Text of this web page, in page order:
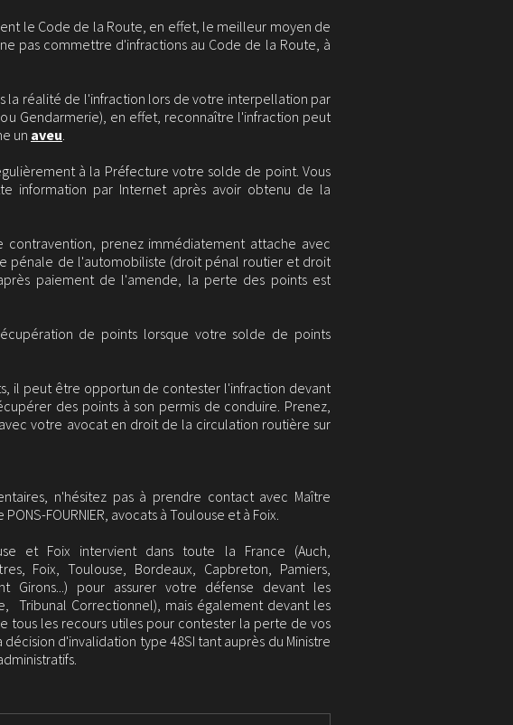
le Code de la Route, en effet, le meilleur moyen de
pas commettre d'infractions au Code de la Route, à
la réalité de l'infraction lors de votre interpellation par
Gendarmerie), en effet, reconnaître l'infraction peut
un aveu.
à la Préfecture votre solde de point. Vous
information par Internet après avoir obtenu de la
prenez immédiatement attache avec
pénale de l'automobiliste (droit pénal routier et droit
paiement de l'amende, la perte des points est
de points lorsque votre solde de points
il peut être opportun de contester l'infraction devant
des points à son permis de conduire. Prenez,
votre avocat en droit de la circulation routière sur
n'hésitez pas à prendre contact avec Maître
FOURNIER, avocats à Toulouse et à Foix.
et Foix intervient dans toute la France (Auch,
Foix, Toulouse, Bordeaux, Capbreton, Pamiers,
Girons...) pour assurer votre défense devant les
Tribunal Correctionnel), mais également devant les
tous les recours utiles pour contester la perte de vos
d'invalidation type 48SI tant auprès du Ministre